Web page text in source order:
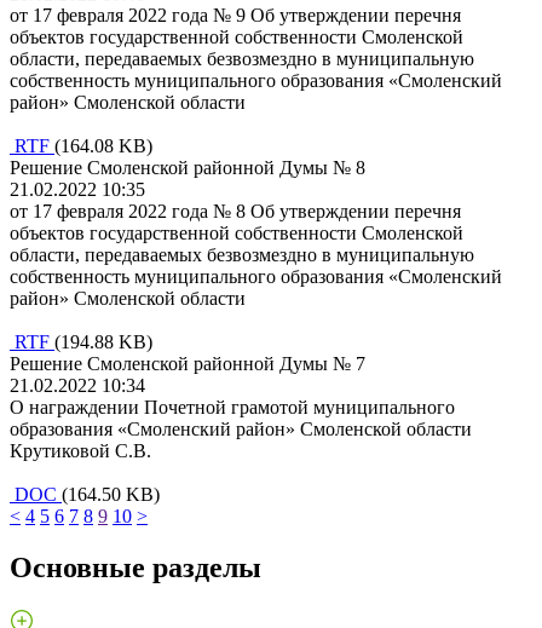
от 17 февраля 2022 года № 9 Об утверждении перечня
объектов государственной собственности Смоленской
области, передаваемых безвозмездно в муниципальную
собственность муниципального образования «Смоленский
район» Смоленской области
RTF (164.08 KB)
Решение Смоленской районной Думы № 8
21.02.2022 10:35
от 17 февраля 2022 года № 8 Об утверждении перечня
объектов государственной собственности Смоленской
области, передаваемых безвозмездно в муниципальную
собственность муниципального образования «Смоленский
район» Смоленской области
RTF (194.88 KB)
Решение Смоленской районной Думы № 7
21.02.2022 10:34
О награждении Почетной грамотой муниципального
образования «Смоленский район» Смоленской области
Крутиковой С.В.
DOC (164.50 KB)
< 4 5 6 7 8 9 10 >
Основные разделы